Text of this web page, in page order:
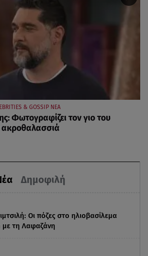
Δημοφιλή
Οι πόζες στο ηλιοβασίλεμα
τη Λαφαζάνη
& GOSSIP ΝΕΑ
Φωτογραφίζει τον γιο του
ακροθαλασσιά